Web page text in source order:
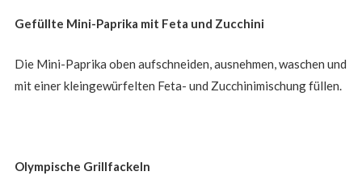
Gefüllte Mini-Paprika mit Feta und Zucchini
Die Mini-Paprika oben aufschneiden, ausnehmen, waschen und
mit einer kleingewürfelten Feta- und Zucchinimischung füllen.
Olympische Grillfackeln